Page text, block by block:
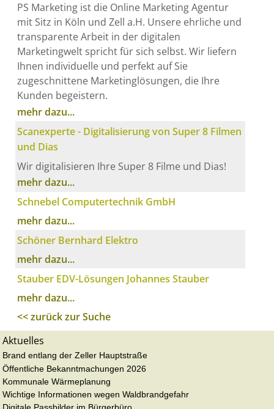
PS Marketing ist die Online Marketing Agentur
mit Sitz in Köln und Zell a.H. Unsere ehrliche und
transparente Arbeit in der digitalen
Marketingwelt spricht für sich selbst. Wir liefern
Ihnen individuelle und perfekt auf Sie
zugeschnittene Marketinglösungen, die Ihre
Kunden begeistern.
mehr dazu...
Scanexperte - Digitalisierung von Super 8 Filmen
und Dias
Wir digitalisieren Ihre Super 8 Filme und Dias!
mehr dazu...
Schnebel Computertechnik GmbH
mehr dazu...
Schöner Bernhard Elektro
mehr dazu...
Stauber EDV-Lösungen Johannes Stauber
mehr dazu...
<< zurück zur Suche
Aktuelles
Brand entlang der Zeller Hauptstraße
Öffentliche Bekanntmachungen 2026
Kommunale Wärmeplanung
Wichtige Informationen wegen Waldbrandgefahr